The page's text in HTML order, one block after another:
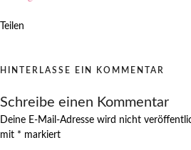
Teilen
HINTERLASSE EIN KOMMENTAR
Schreibe einen Kommentar
Deine E-Mail-Adresse wird nicht
mit * markiert